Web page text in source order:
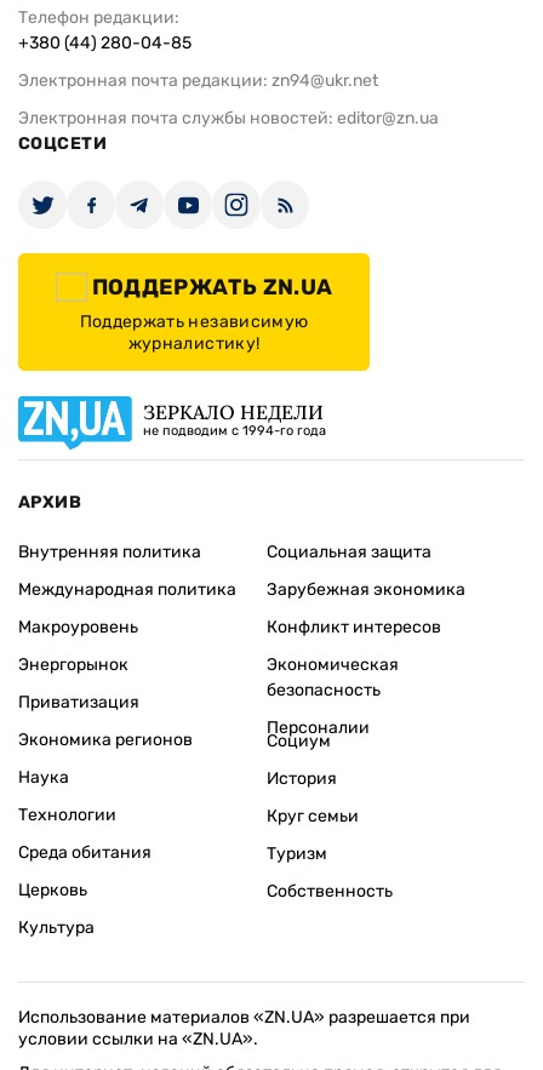
Телефон редакции:
+380 (44) 280-04-85
Электронная почта редакции: zn94@ukr.net
Электронная почта службы новостей: editor@zn.ua
СОЦСЕТИ
ПОДДЕРЖАТЬ ZN.UA
Поддержать независимую
журналистику!
ЗЕРКАЛО НЕДЕЛИ
не подводим с 1994-го года
АРХИВ
Внутренняя политика
Международная политика
Макроуровень
Энергорынок
Приватизация
Экономика регионов
Социальная защита
Зарубежная экономика
Конфликт интересов
Экономическая
безопасность
Персоналии
Наука
Технологии
Среда обитания
Церковь
Культура
Социум
История
Круг семьи
Туризм
Собственность
Использование материалов «ZN.UA» разрешается при
условии ссылки на «ZN.UA».